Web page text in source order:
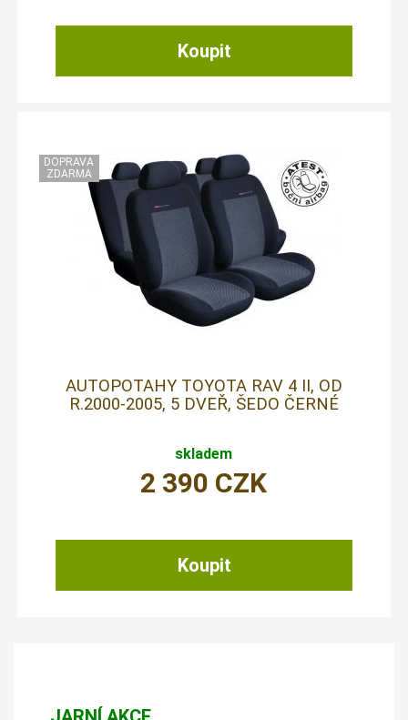
AUTOPOTAHY TOYOTA RAV 4 II, OD
R.2000-2005, 5 DVEŘ, ŠEDO ČERNÉ
skladem
2 390 CZK